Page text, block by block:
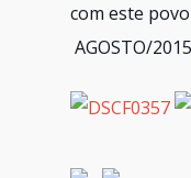
com este
AGOSTO/2015